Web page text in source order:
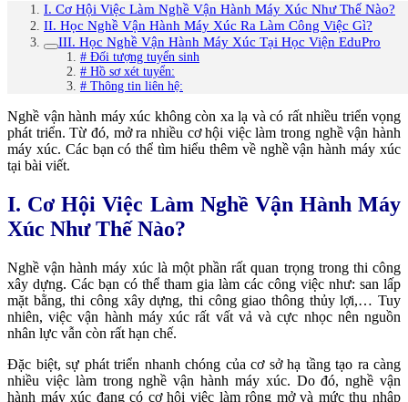
I. Cơ Hội Việc Làm Nghề Vận Hành Máy Xúc Như Thế Nào?
II. Học Nghề Vận Hành Máy Xúc Ra Làm Công Việc Gì?
III. Học Nghề Vận Hành Máy Xúc Tại Học Viện EduPro
# Đối tượng tuyển sinh
# Hồ sơ xét tuyển:
# Thông tin liên hệ:
Nghề vận hành máy xúc không còn xa lạ và có rất nhiều triển vọng
phát triển. Từ đó, mở ra nhiều cơ hội việc làm trong nghề vận hành
máy xúc. Các bạn có thể tìm hiểu thêm về nghề vận hành máy xúc
tại bài viết.
I. Cơ Hội Việc Làm Nghề Vận Hành Máy
Xúc Như Thế Nào?
Nghề vận hành máy xúc là một phần rất quan trọng trong thi công
xây dựng. Các bạn có thể tham gia làm các công việc như: san lấp
mặt bằng, thi công xây dựng, thi công giao thông thủy lợi,… Tuy
nhiên, việc vận hành máy xúc rất vất vả và cực nhọc nên nguồn
nhân lực vẫn còn rất hạn chế.
Đặc biệt, sự phát triển nhanh chóng của cơ sở hạ tầng tạo ra càng
nhiều việc làm trong nghề vận hành máy xúc. Do đó, nghề vận
hành máy xúc đang có cơ hội việc làm rộng mở và mức thu nhập